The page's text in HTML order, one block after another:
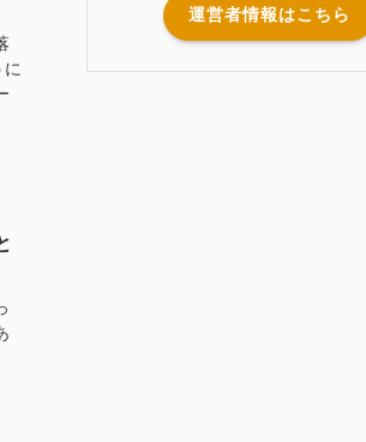
運営者情報はこちら